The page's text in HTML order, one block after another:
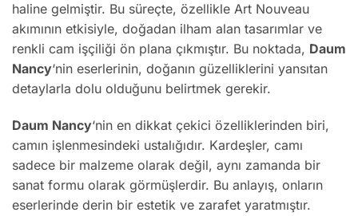
haline gelmiştir. Bu süreçte, özellikle Art Nouveau
akımının etkisiyle, doğadan ilham alan tasarımlar ve
renkli cam işçiliği ön plana çıkmıştır. Bu noktada, Daum
Nancy‘nin eserlerinin, doğanın güzelliklerini yansıtan
detaylarla dolu olduğunu belirtmek gerekir.
Daum Nancy‘nin en dikkat çekici özelliklerinden biri,
camın işlenmesindeki ustalığıdır. Kardeşler, camı
sadece bir malzeme olarak değil, aynı zamanda bir
sanat formu olarak görmüşlerdir. Bu anlayış, onların
eserlerinde derin bir estetik ve zarafet yaratmıştır.